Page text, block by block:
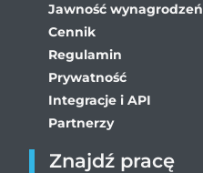
Jawność wynagrodzeń
Cennik
Regulamin
Prywatność
Integracje i API
Partnerzy
Znajdź pracę